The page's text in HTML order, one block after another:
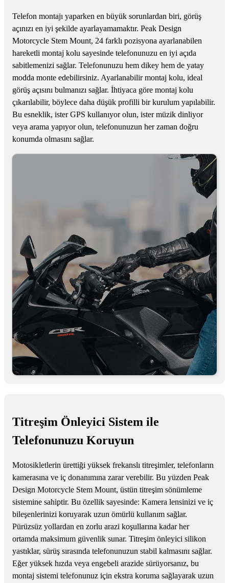
Telefon montajı yaparken en büyük sorunlardan biri, görüş
açınızı en iyi şekilde ayarlayamamaktır. Peak Design
Motorcycle Stem Mount, 24 farklı pozisyona ayarlanabilen
hareketli montaj kolu sayesinde telefonunuzu en iyi açıda
sabitlemenizi sağlar. Telefonunuzu hem dikey hem de yatay
modda monte edebilirsiniz. Ayarlanabilir montaj kolu, ideal
görüş açısını bulmanızı sağlar. İhtiyaca göre montaj kolu
çıkarılabilir, böylece daha düşük profilli bir kurulum yapılabilir.
Bu esneklik, ister GPS kullanıyor olun, ister müzik dinliyor
veya arama yapıyor olun, telefonunuzun her zaman doğru
konumda olmasını sağlar.
Titreşim Önleyici Sistem ile
Telefonunuzu Koruyun
Motosikletlerin ürettiği yüksek frekanslı titreşimler, telefonların
kamerasına ve iç donanımına zarar verebilir. Bu yüzden Peak
Design Motorcycle Stem Mount, üstün titreşim sönümleme
sistemine sahiptir. Bu özellik sayesinde: Kamera lensinizi ve iç
bileşenlerinizi koruyarak uzun ömürlü kullanım sağlar.
Pürüzsüz yollardan en zorlu arazi koşullarına kadar her
ortamda maksimum güvenlik sunar. Titreşim önleyici silikon
yastıklar, sürüş sırasında telefonunuzun stabil kalmasını sağlar.
Eğer yüksek hızda veya engebeli arazide sürüyorsanız, bu
montaj sistemi telefonunuz için ekstra koruma sağlayarak uzun